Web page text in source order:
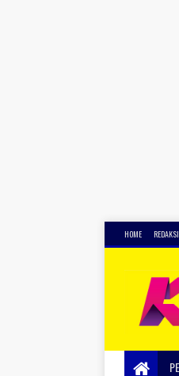
HOME REDAKSI